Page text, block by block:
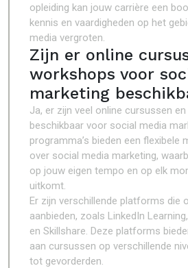
opleiding kan jouw carrière een
kennis en vaardigheden op het
media vergroten.
Zijn er online
workshops voor
marketing
Ja, er zijn veel online cursussen
beschikbaar voor social media
programma’s bieden een flexibele
over social media marketing,
op jouw eigen tempo en op elk
uitkomt.
Er zijn verschillende platforms die
aanbieden, zoals LinkedIn
en Skillshare. Deze platforms
aan cursussen op verschillende
tot gevorderden.